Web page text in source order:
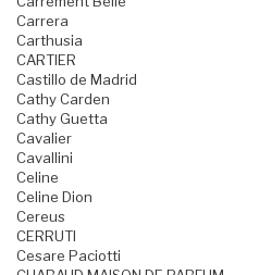
Carrera
Carthusia
CARTIER
Castillo de Madrid
Cathy Carden
Cathy Guetta
Cavalier
Cavallini
Celine
Celine Dion
Cereus
CERRUTI
Cesare Paciotti